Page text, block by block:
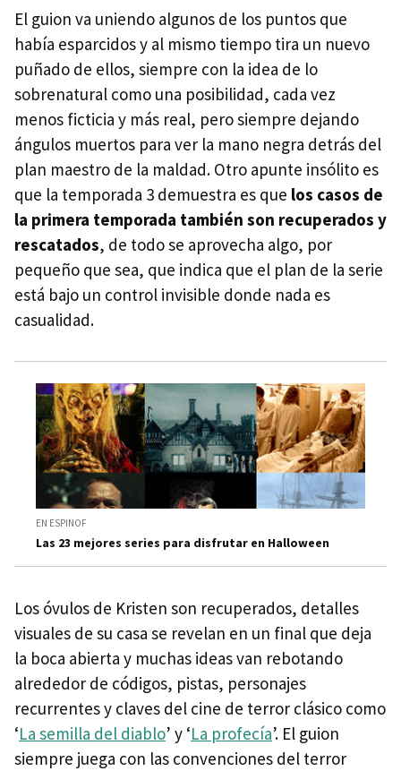
El guion va uniendo algunos de los puntos que
había esparcidos y al mismo tiempo tira un nuevo
puñado de ellos, siempre con la idea de lo
sobrenatural como una posibilidad, cada vez
menos ficticia y más real, pero siempre dejando
ángulos muertos para ver la mano negra detrás del
plan maestro de la maldad. Otro apunte insólito es
que la temporada 3 demuestra es que los casos de
la primera temporada también son recuperados y
rescatados, de todo se aprovecha algo, por
pequeño que sea, que indica que el plan de la serie
está bajo un control invisible donde nada es
casualidad.
EN ESPINOF
Las 23 mejores series para disfrutar en Halloween
Los óvulos de Kristen son recuperados, detalles
visuales de su casa se revelan en un final que deja
la boca abierta y muchas ideas van rebotando
alrededor de códigos, pistas, personajes
recurrentes y claves del cine de terror clásico como
‘La semilla del diablo’ y ‘La profecía’. El guion
siempre juega con las convenciones del terror